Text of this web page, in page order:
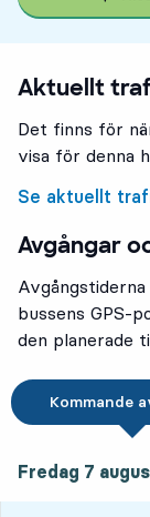
Aktuellt
Det finns för
visa för denna
Se aktuellt
Avgångar
bussens GPS-
den planerade
Kommande
Fredag 7